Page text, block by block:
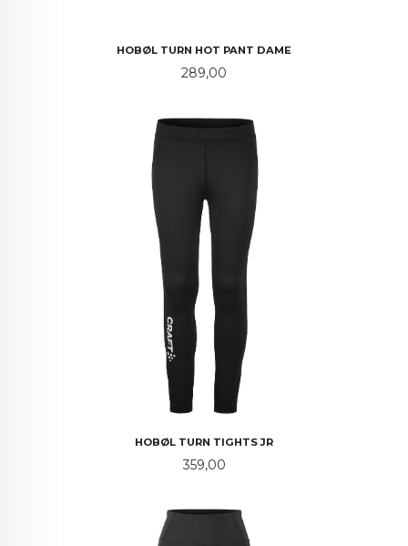
HOBØL TURN HOT PANT DAME
Pris
289,00
HOBØL TURN TIGHTS JR
Pris
359,00